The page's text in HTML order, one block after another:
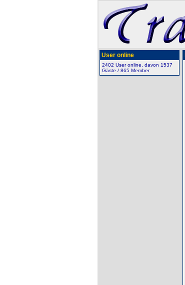
User online
2402 User online, davon 1537
Gäste / 865 Member